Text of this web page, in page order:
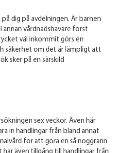
dig på avdelningen. Är barnen
vårdnadshavare först
väl inkommit görs en
säkerhet om det är lämpligt att
sker på en särskild
sex veckor. Även här
in handlingar från bland annat
för att göra en så noggrann